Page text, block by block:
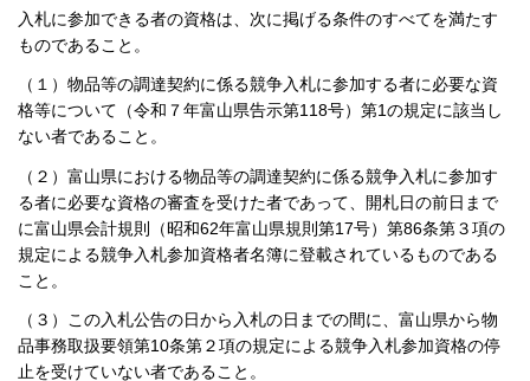
入札に参加できる者の資格は、次に掲げる条件のすべてを満たす
ものであること。
（１）物品等の調達契約に係る競争入札に参加する者に必要な資
格等について（令和７年富山県告示第118号）第1の規定に該当し
ない者であること。
（２）富山県における物品等の調達契約に係る競争入札に参加す
る者に必要な資格の審査を受けた者であって、開札日の前日まで
に富山県会計規則（昭和62年富山県規則第17号）第86条第３項の
規定による競争入札参加資格者名簿に登載されているものである
こと。
（３）この入札公告の日から入札の日までの間に、富山県から物
品事務取扱要領第10条第２項の規定による競争入札参加資格の停
止を受けていない者であること。